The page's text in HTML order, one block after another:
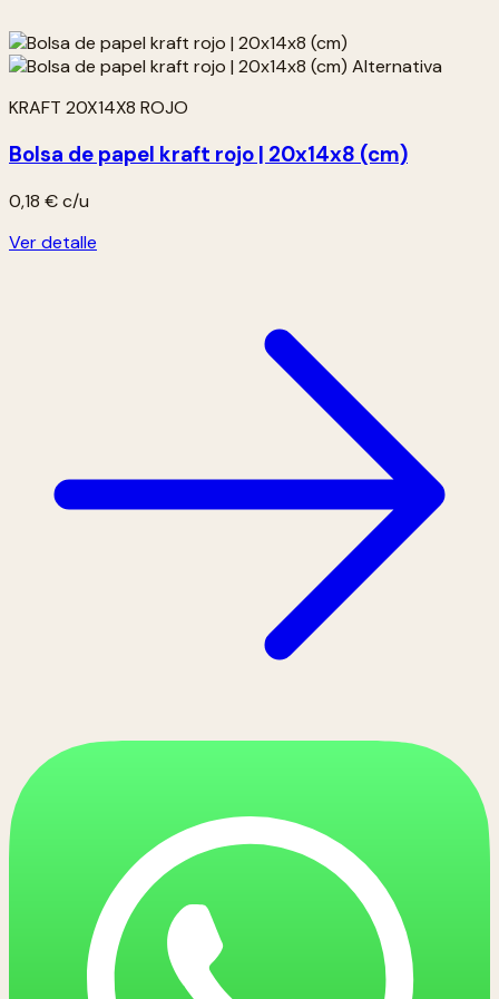
KRAFT 20X14X8 ROJO
Bolsa de papel kraft rojo | 20x14x8 (cm)
0,18 €c/u
Ver detalle